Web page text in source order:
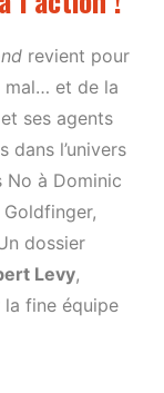
revient pour
mal… et de la
ses agents
l’univers
à Dominic
dossier
Levy,
fine équipe